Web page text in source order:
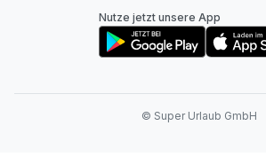
Nutze jetzt unsere App
© Super Urlaub GmbH